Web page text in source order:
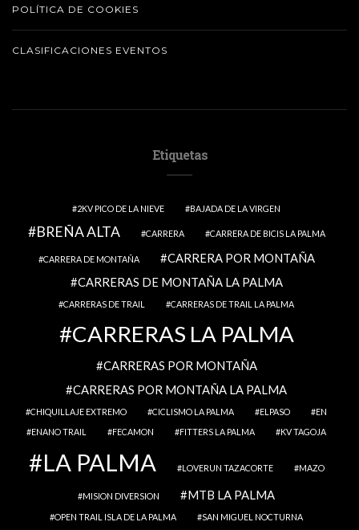
POLÍTICA DE COOKIES
CLASIFICACIONES EVENTOS
Etiquetas
2KV PICO DE LA NIEVE BAJADA DE LA VIRGEN
BREÑA ALTA CARRERA CARRERA DE BICIS LA PALMA
CARRERA DE MONTAÑA
CARRERA POR MONTAÑA
CARRERAS DE MONTAÑA LA PALMA
CARRERAS DE TRAIL CARRERAS DE TRAIL LA PALMA
CARRERAS LA PALMA
CARRERAS POR MONTAÑA
CARRERAS POR MONTAÑA LA PALMA
CHIQUILLAJE EXTREMO CICLISMO LA PALMA ELPASO
EN
ENANO TRAIL
FECAMON FITTERS LA PALMA KV TAGOJA
LA PALMA LOVERUN TAZACORTE MAZO
MISION DIVERSION MTB LA PALMA
OPEN TRAIL ISLA DE LA PALMA
SAN MIGUEL NOCTURNA